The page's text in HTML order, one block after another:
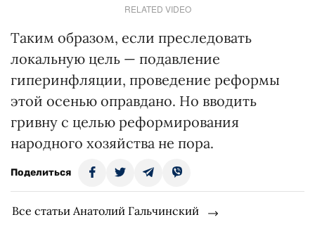
RELATED VIDEO
Таким образом, если преследовать
локальную цель — подавление
гиперинфляции, проведение реформы
этой осенью оправдано. Но вводить
гривну с целью реформирования
народного хозяйства не пора.
Поделиться
Все статьи Анатолий Гальчинский